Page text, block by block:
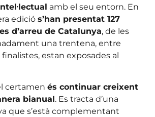
amb el seu entorn. En
edició s’han presentat 127
d’arreu de Catalunya, de les
una trentena, entre
estan exposades al
certamen és continuar creixent
bianual. Es tracta d’una
que s’està complementant